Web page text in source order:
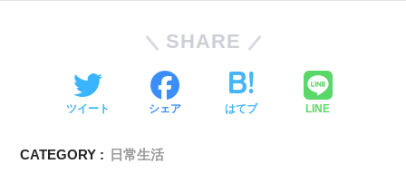
SHARE
ツイート シェア はてブ LINE
CATEGORY : 日常生活